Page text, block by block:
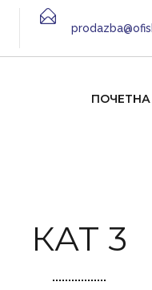
ПОЧЕТНА
КАТ 3